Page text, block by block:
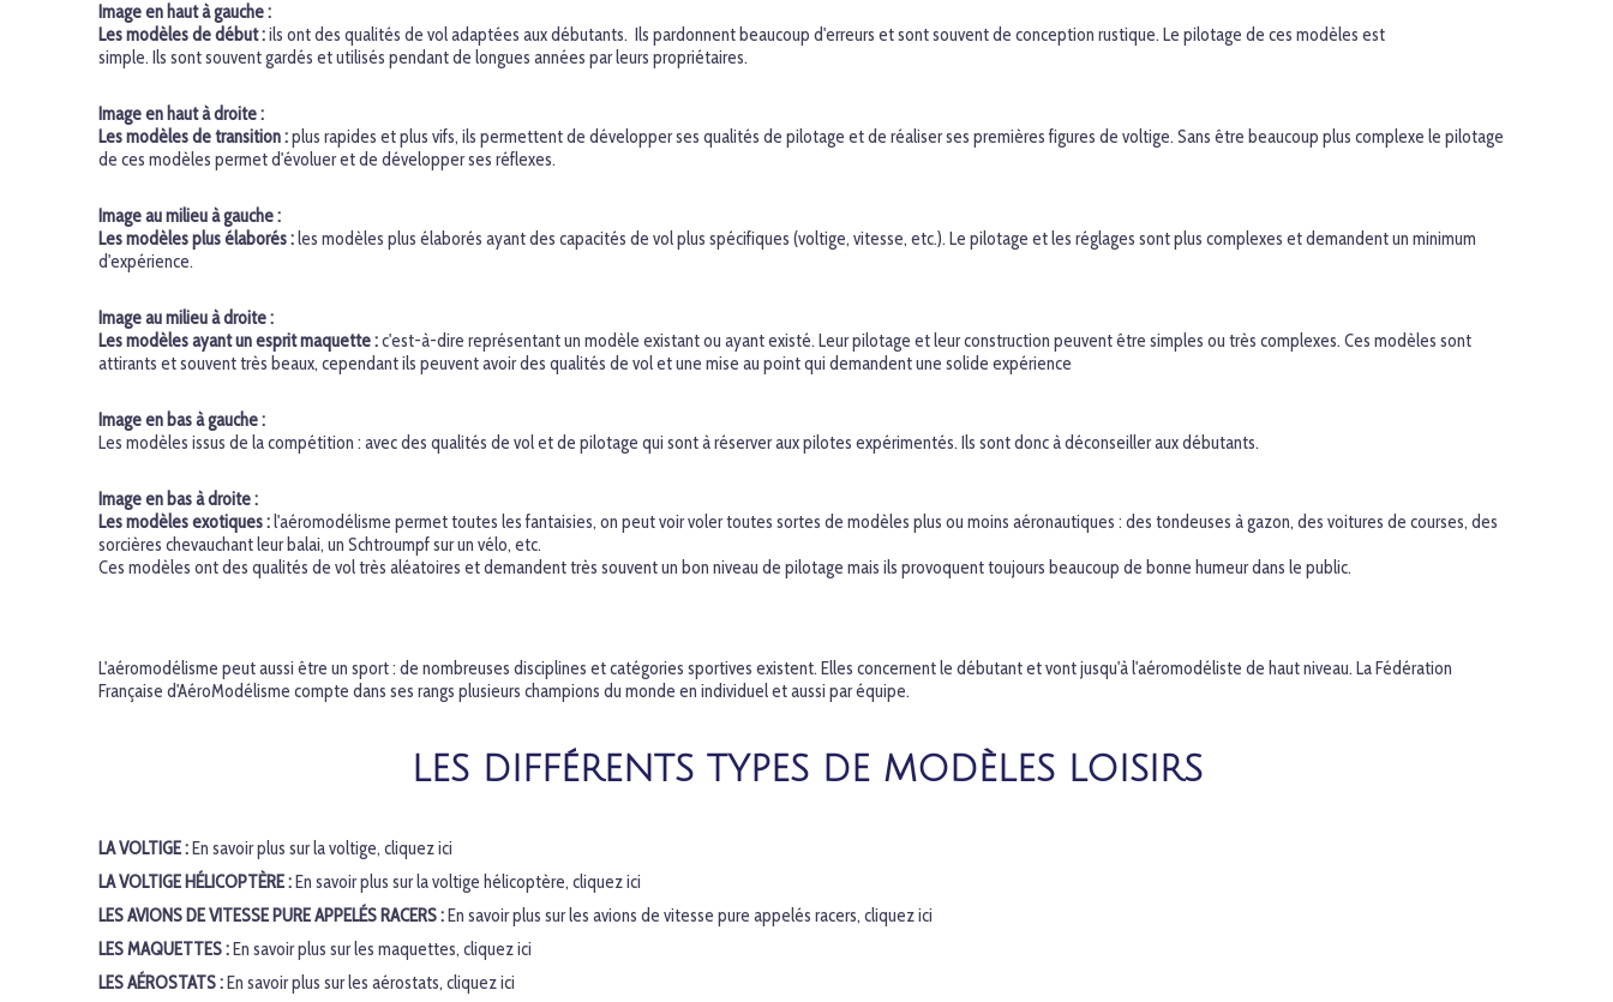
Image en haut à gauche :
Les modèles de début :ils ont des qualités de vol adaptées aux débutants. Ils pardonnent beaucoup d'erreurs et sont souvent de conception rustique. Le pilotage de ces modèles est
simple. Ils sont souvent gardés et utilisés pendant de longues années par leurs propriétaires.
Image en haut à droite :
Les modèles de transition :plus rapides et plus vifs, ils permettent de développer ses qualités de pilotage et de réaliser ses premières figures de voltige. Sans être beaucoup plus complexe le pilotage
de ces modèles permet d'évoluer et de développer ses réflexes.
Image au milieu à gauche :
Les modèles plus élaborés :les modèles plus élaborés ayant des capacités de vol plus spécifiques (voltige, vitesse, etc.). Le pilotage et les réglages sont plus complexes et demandent un minimum
d'expérience.
Image au milieu à droite :
Les modèles ayant un esprit maquette :c'est-à-dire représentant un modèle existant ou ayant existé. Leur pilotage et leur construction peuvent être simples ou très complexes. Ces modèles sont
attirants et souvent très beaux, cependant ils peuvent avoir des qualités de vol et une mise au point qui demandent une solide expérience
Image en bas à gauche :
Les modèles issus de la compétition : avec des qualités de vol et de pilotage qui sont à réserver aux pilotes expérimentés. Ils sont donc à déconseiller aux débutants.
Image en bas à droite :
Les modèles exotiques :l'aéromodélisme permet toutes les fantaisies, on peut voir voler toutes sortes de modèles plus ou moins aéronautiques : des tondeuses à gazon, des voitures de courses, des
sorcières chevauchant leur balai, un Schtroumpf sur un vélo, etc.
Ces modèles ont des qualités de vol très aléatoires et demandent très souvent un bon niveau de pilotage mais ils provoquent toujours beaucoup de bonne humeur dans le public.
L'aéromodélisme peut aussi être un sport : de nombreuses disciplines et catégories sportives existent. Elles concernent le débutant et vont jusqu'à l'aéromodéliste de haut niveau. La Fédération
Française d'AéroModélisme compte dans ses rangs plusieurs champions du monde en individuel et aussi par équipe.
LES DIFFÉRENTS TYPES DE MODÈLES LOISIRS
LA VOLTIGE :En savoir plus sur la voltige, cliquez ici
LA VOLTIGE HÉLICOPTÈRE :En savoir plus sur la voltige hélicoptère, cliquez ici
LES AVIONS DE VITESSE PURE APPELÉS RACERS :En savoir plus sur les avions de vitesse pure appelés racers, cliquez ici
LES MAQUETTES :En savoir plus sur les maquettes, cliquez ici
LES AÉROSTATS :En savoir plus sur les aérostats, cliquez ici